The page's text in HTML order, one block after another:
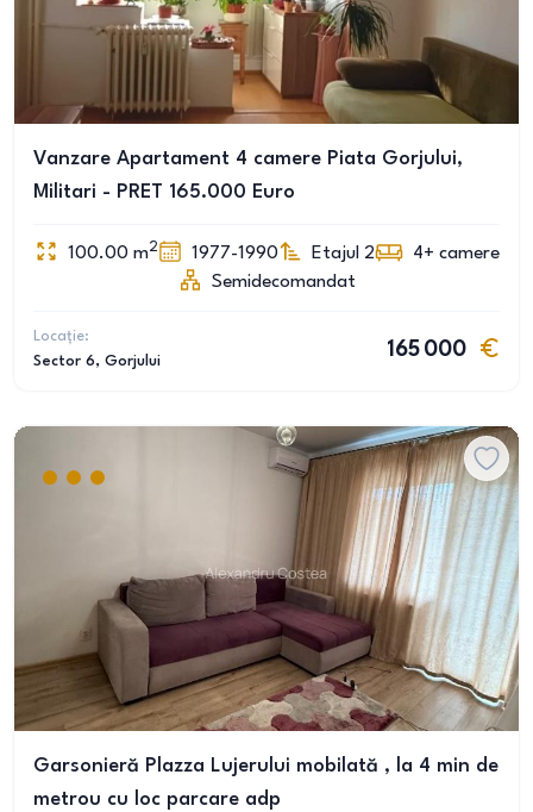
Vanzare Apartament 4 camere Piata Gorjului,
Militari - PRET 165.000 Euro
100.00 m2 1977-1990 Etajul 2 4+ camere
Semidecomandat
Locație:
Sector 6, Gorjului
165 000
Garsonieră Plazza Lujerului mobilată , la 4 min de
metrou cu loc parcare adp